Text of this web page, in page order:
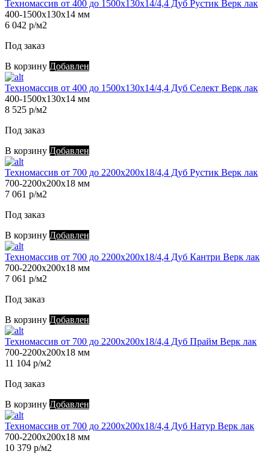
Техномассив от 400 до 1500х130х14/4,4 Дуб Рустик Верк лак
400-1500х130х14 мм
6 042 р/м2
Под заказ
В корзину Добавлен
Техномассив от 400 до 1500х130х14/4,4 Дуб Селект Верк лак
400-1500х130х14 мм
8 525 р/м2
Под заказ
В корзину Добавлен
Техномассив от 700 до 2200х200х18/4,4 Дуб Рустик Верк лак
700-2200х200х18 мм
7 061 р/м2
Под заказ
В корзину Добавлен
Техномассив от 700 до 2200х200х18/4,4 Дуб Кантри Верк лак
700-2200х200х18 мм
7 061 р/м2
Под заказ
В корзину Добавлен
Техномассив от 700 до 2200х200х18/4,4 Дуб Прайм Верк лак
700-2200х200х18 мм
11 104 р/м2
Под заказ
В корзину Добавлен
Техномассив от 700 до 2200х200х18/4,4 Дуб Натур Верк лак
700-2200х200х18 мм
10 379 р/м2